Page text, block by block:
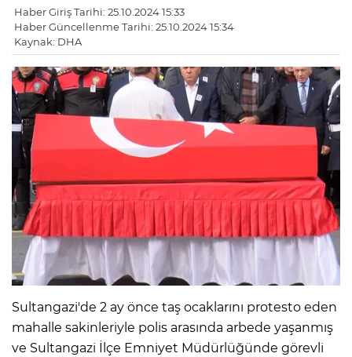
Haber Giriş Tarihi: 25.10.2024 15:33
Haber Güncellenme Tarihi: 25.10.2024 15:34
Kaynak: DHA
Sultangazi'de 2 ay önce taş ocaklarını protesto eden
mahalle sakinleriyle polis arasında arbede yaşanmış
ve Sultangazi İlçe Emniyet Müdürlüğünde görevli